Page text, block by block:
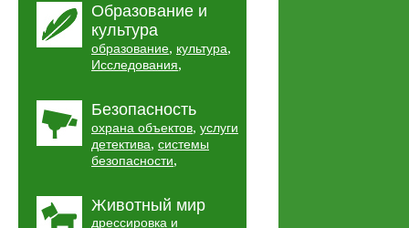
Образование и
культура
образование, культура,
Исследования,
Безопасность
охрана объектов, услуги
детектива, системы
безопасности,
Животный мир
дрессировка и